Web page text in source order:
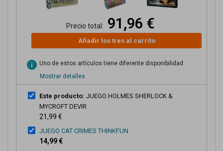
Precio total: 91,96 €
Añadir los tres al carrito
info Uno de estos artículos tiene diferente disponibilidad
Mostrar detalles
Este producto: JUEGO HOLMES SHERLOCK &
MYCROFT DEVIR
21,99 €
JUEGO CAT CRIMES THINKFUN
14,99 €